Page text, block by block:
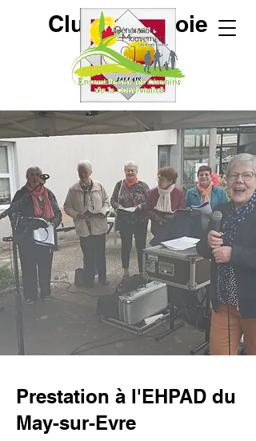
Club de la Joie
Prestation à l'EHPAD du
May-sur-Evre